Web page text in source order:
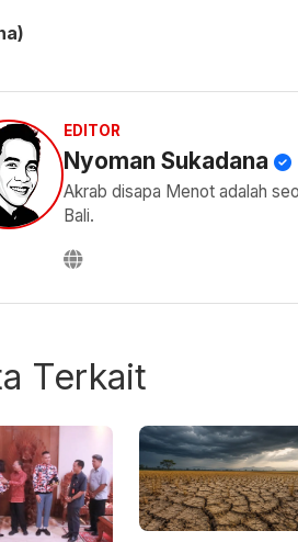
EDITOR
Nyoman Sukadana
Akrab disapa Menot adalah
Bali.
Terkait